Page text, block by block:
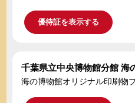
優待証を表示する
千葉県立中央博物館分館 海
海の博物館オリジナル印刷物